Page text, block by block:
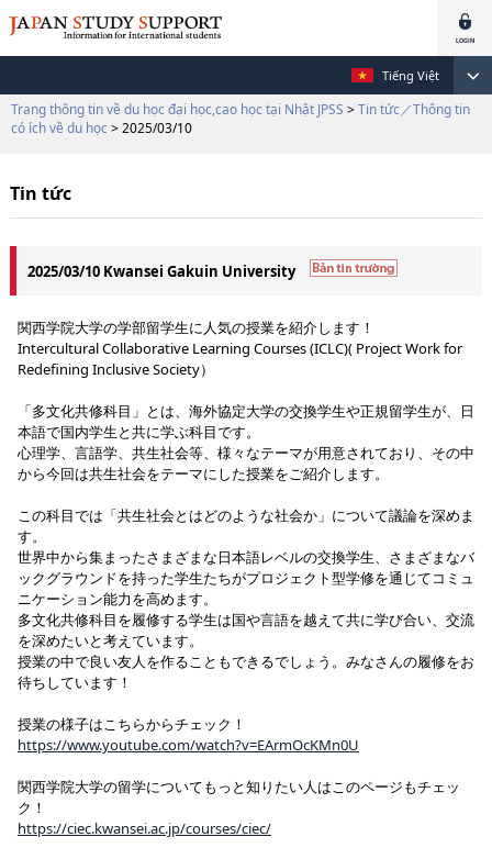
Tiếng Việt
Trang thông tin về du học đại học,cao học tại Nhật JPSS > Tin tức／Thông tin
có ích về du học > 2025/03/10
Tin tức
2025/03/10 Kwansei Gakuin University
関西学院大学の学部留学生に人気の授業を紹介します！
Intercultural Collaborative Learning Courses (ICLC)( Project Work for
Redefining Inclusive Society）
「多文化共修科目」とは、海外協定大学の交換学生や正規留学生が、日
本語で国内学生と共に学ぶ科目です。
心理学、言語学、共生社会等、様々なテーマが用意されており、その中
から今回は共生社会をテーマにした授業をご紹介します。
この科目では「共生社会とはどのような社会か」について議論を深めま
す。
世界中から集まったさまざまな日本語レベルの交換学生、さまざまなバ
ックグラウンドを持った学生たちがプロジェクト型学修を通じてコミュ
ニケーション能力を高めます。
多文化共修科目を履修する学生は国や言語を越えて共に学び合い、交流
を深めたいと考えています。
授業の中で良い友人を作ることもできるでしょう。みなさんの履修をお
待ちしています！
授業の様子はこちらからチェック！
https://www.youtube.com/watch?v=EArmOcKMn0U
関西学院大学の留学についてもっと知りたい人はこのページもチェッ
ク！
https://ciec.kwansei.ac.jp/courses/ciec/